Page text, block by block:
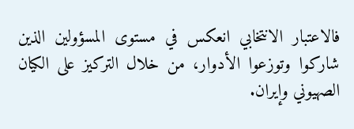
فالاعتبار الانتخابي انعكس في مستوى المسؤولين الذين
شاركوا وتوزعوا الأدوار، من خلال التركيز على الكيان
الصهيوني وإيران.